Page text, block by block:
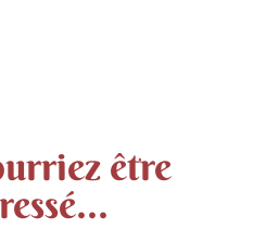
être